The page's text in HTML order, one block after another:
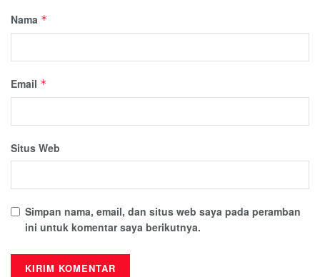
Nama *
Email *
Situs Web
Simpan nama, email, dan situs web saya pada peramban
ini untuk komentar saya berikutnya.